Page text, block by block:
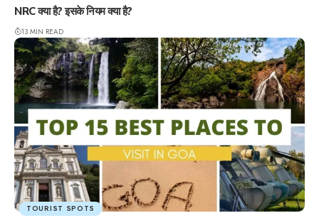
NRC क्या है? इसके नियम क्या है?
13 MIN READ
TOURIST SPOTS